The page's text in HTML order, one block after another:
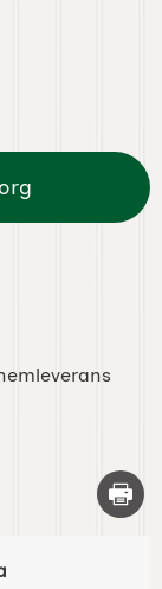
morfar"
Skriv